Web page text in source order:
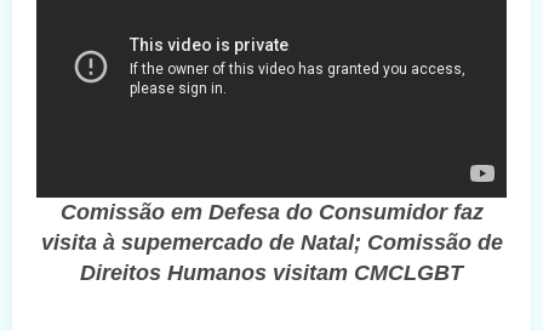
Comissão em Defesa do Consumidor faz
visita à supemercado de Natal; Comissão de
Direitos Humanos visitam CMCLGBT